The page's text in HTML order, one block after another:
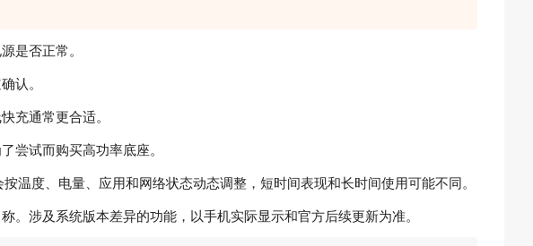
是否正常。
认。
通常更合适。
试而购买高功率底座。
度、电量、应用和网络状态动态调整，短时间表现和长时间使用可能不同。
涉及系统版本差异的功能，以手机实际显示和官方后续更新为准。